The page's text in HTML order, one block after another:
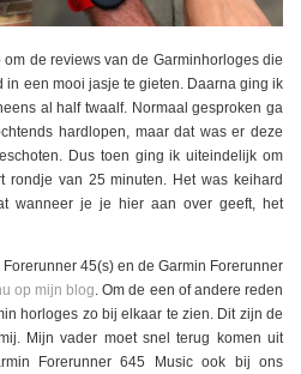
de reviews van de Garminhorloges die
in een mooi jasje te gieten. Daarna ging ik
al half twaalf. Normaal gesproken ga
hardlopen, maar dat was er deze
Dus toen ging ik uiteindelijk om
rondje van 25 minuten. Het was keihard
wanneer je je hier aan over geeft, het
45(s) en de Garmin Forerunner
op mijn blog . Om de een of andere reden
horloges zo bij elkaar te zien. Dit zijn de
Mijn vader moet snel terug komen uit
Forerunner 645 Music ook bij ons